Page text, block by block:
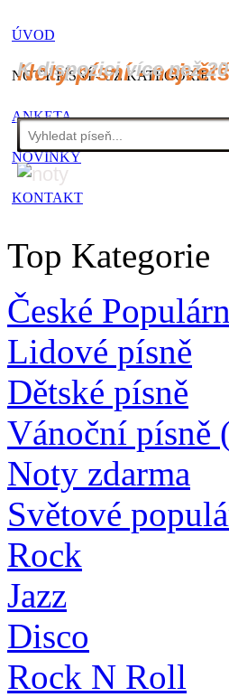
ÚVOD
NOTY PÍSNÍ - CZ KATEGORIE
ANKETA
NOVINKY
KONTAKT
Noty písní -
K dispozici více než
Top Kategorie
České
Lidové písně
Dětské písně
Vánoční písně
Noty zdarma
Světové
Rock
Jazz
Disco
Rock N Roll